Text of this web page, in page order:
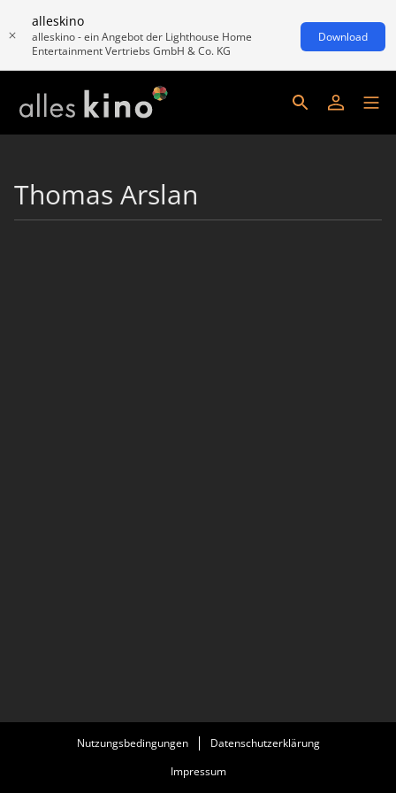
alleskino
alleskino - ein Angebot der Lighthouse Home
Entertainment Vertriebs GmbH & Co. KG
Download
Thomas Arslan
Nutzungsbedingungen
Datenschutzerklärung
Impressum